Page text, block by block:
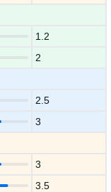
1.2
2
2.5
3
3
3.5